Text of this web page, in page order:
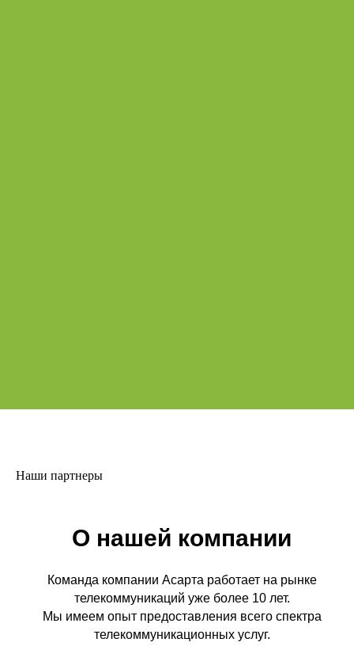
О нашей компании
Команда компании Асарта работает на рынке
телекоммуникаций уже более 10 лет.
Мы имеем опыт предоставления всего спектра
телекоммуникационных услуг.
Наши партнеры